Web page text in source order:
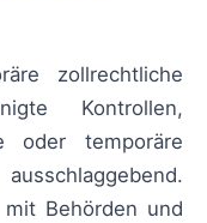
zollrechtliche
Kontrollen,
oder temporäre
Behörden und